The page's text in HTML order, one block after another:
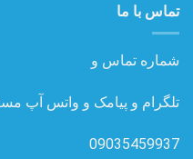
تماس با ما
شماره تماس و
تلگرام و پیامک و واتس آپ
09035459937